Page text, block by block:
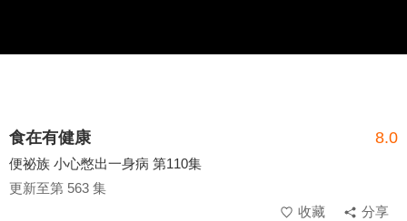
食在有健康 8.0
便祕族 小心憋出一身病 第110集
更新至第 563 集
收藏
分享